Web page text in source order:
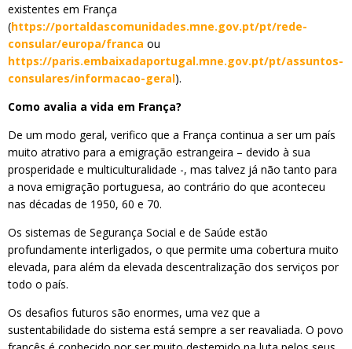
existentes em França
(https://portaldascomunidades.mne.gov.pt/pt/rede-
consular/europa/franca ou
https://paris.embaixadaportugal.mne.gov.pt/pt/assuntos-
consulares/informacao-geral).
Como avalia a vida em França?
De um modo geral, verifico que a França continua a ser um país
muito atrativo para a emigração estrangeira – devido à sua
prosperidade e multiculturalidade -, mas talvez já não tanto para
a nova emigração portuguesa, ao contrário do que aconteceu
nas décadas de 1950, 60 e 70.
Os sistemas de Segurança Social e de Saúde estão
profundamente interligados, o que permite uma cobertura muito
elevada, para além da elevada descentralização dos serviços por
todo o país.
Os desafios futuros são enormes, uma vez que a
sustentabilidade do sistema está sempre a ser reavaliada. O povo